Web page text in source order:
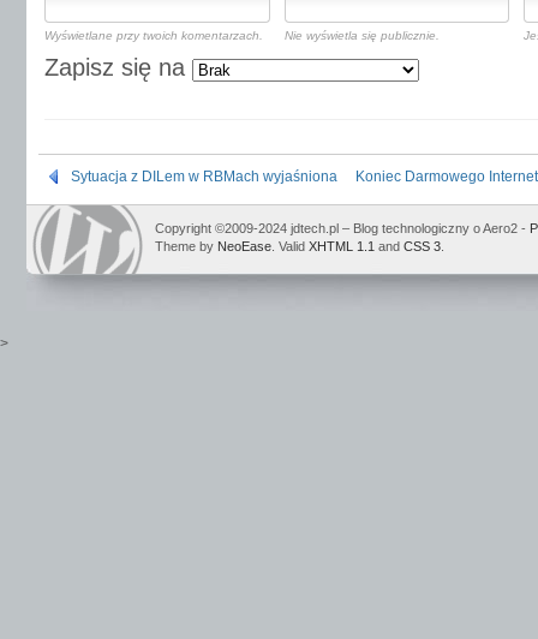
Wyświetlane przy twoich komentarzach. Nie wyświetla się publicznie.
Zapisz się na
Sytuacja z DILem w RBMach wyjaśniona Koniec Darmowego
Copyright ©2009-2024 jdtech.pl – Blog technologiczny o Aero2 -
Theme by NeoEase . Valid XHTML 1.1 and CSS 3
>